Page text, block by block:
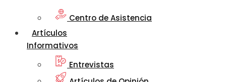
Centro de Asistencia
Artículos
Informativos
Entrevistas